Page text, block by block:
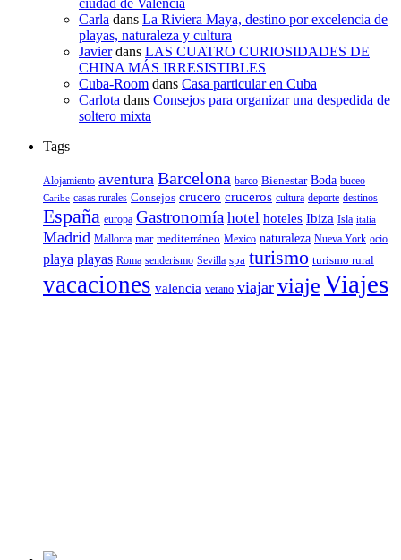
ciudad de Valencia
Carla dans La Riviera Maya, destino por excelencia de
playas, naturaleza y cultura
Javierdans LAS CUATRO CURIOSIDADES DE
CHINA MÁS IRRESISTIBLES
Cuba-Room dans Casa particular en Cuba
Carlota dans Consejos para organizar una despedida de
soltero mixta
Tags
Alojamiento aventura Barcelona barco Bienestar Boda buceo
Caribe casas rurales Consejos crucero cruceros cultura deporte destinos
España europa Gastronomía hotel hoteles Ibiza Isla italia
Madrid Mallorca mar mediterráneo Mexico naturaleza Nueva York ocio
playa playas Roma senderismo Sevilla spa turismo turismo rural
vacaciones valencia verano viajar viajeViajes